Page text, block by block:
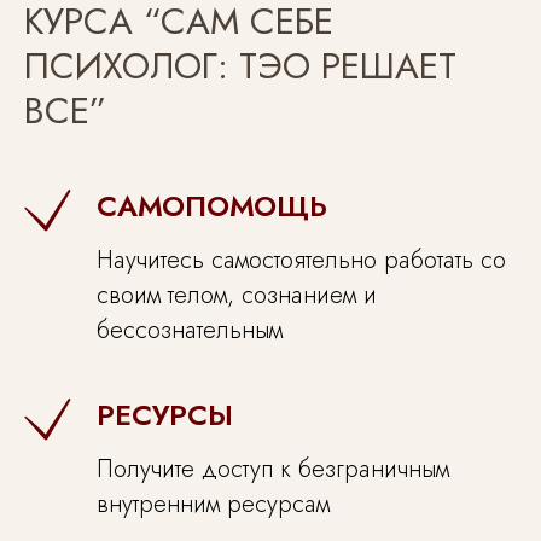
КУРСА “САМ СЕБЕ
ПСИХОЛОГ: ТЭО РЕШАЕТ
ВСЕ”
САМОПОМОЩЬ
Научитесь самостоятельно работать со
своим телом, сознанием и
бессознательным
РЕСУРСЫ
Получите доступ к безграничным
внутренним ресурсам
После оплаты в течение 30 минут Вам придет письмо
на почту с доступом к гайду. Не забудьте проверить
*
*
60 000 ₽
Доступ к
оплаты
3 месяца
Вы
сокращаете:
время работы над решением своих
проблем и расходы на терапию